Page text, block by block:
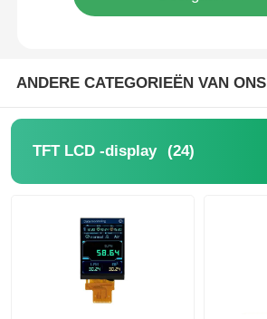
ANDERE CATEGORIEËN VAN ONS
TFT LCD -display (24)